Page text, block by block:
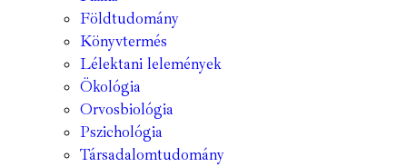
Földtudomány
Könyvtermés
Lélektani lelemények
Ökológia
Orvosbiológia
Pszichológia
Társadalomtudomány